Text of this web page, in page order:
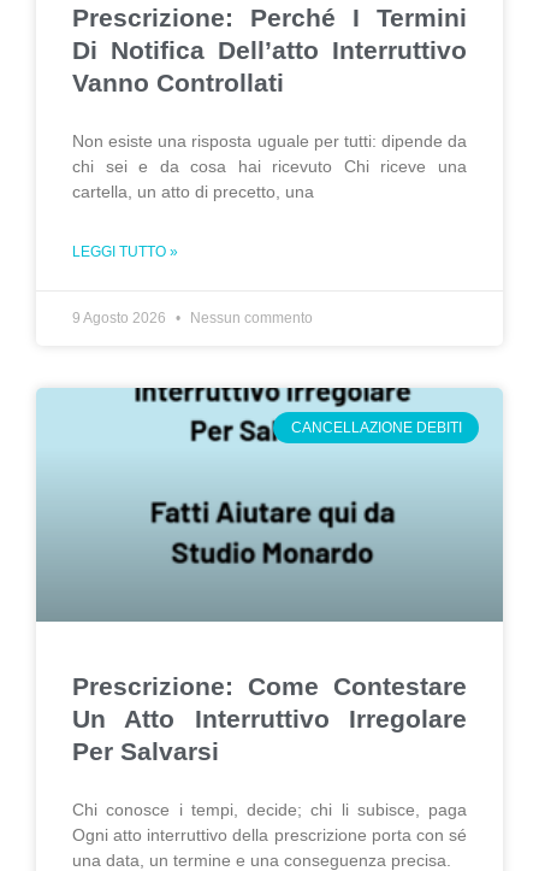
Prescrizione: Perché I Termini
Di Notifica Dell’atto Interruttivo
Vanno Controllati
Non esiste una risposta uguale per tutti: dipende da
chi sei e da cosa hai ricevuto Chi riceve una
cartella, un atto di precetto, una
LEGGI TUTTO »
9 Agosto 2026 Nessun commento
CANCELLAZIONE DEBITI
Prescrizione: Come Contestare
Un Atto Interruttivo Irregolare
Per Salvarsi
Chi conosce i tempi, decide; chi li subisce, paga
Ogni atto interruttivo della prescrizione porta con sé
una data, un termine e una conseguenza precisa.